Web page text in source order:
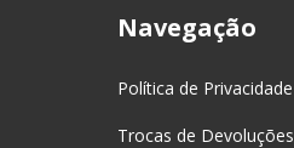
Navegação
Política de Privacidade
Trocas de Devoluções